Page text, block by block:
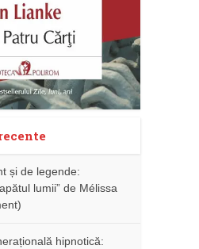
și de legende:
lumii” de Mélissa
hipnotică: